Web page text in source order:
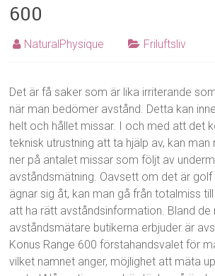
600
NaturalPhysique Friluftsliv
Det är få saker som är lika irriterande
när man bedömer avstånd. Detta kan
helt och hållet missar. I och med att det
teknisk utrustning att ta hjälp av, kan man
ner på antalet missar som följt av
avståndsmätning. Oavsett om det är golf
ägnar sig åt, kan man gå från totalmiss
att ha rätt avståndsinformation. Bland de
avståndsmätare butikerna erbjuder är
Konus Range 600 förstahandsvalet för
vilket namnet anger, möjlighet att mäta